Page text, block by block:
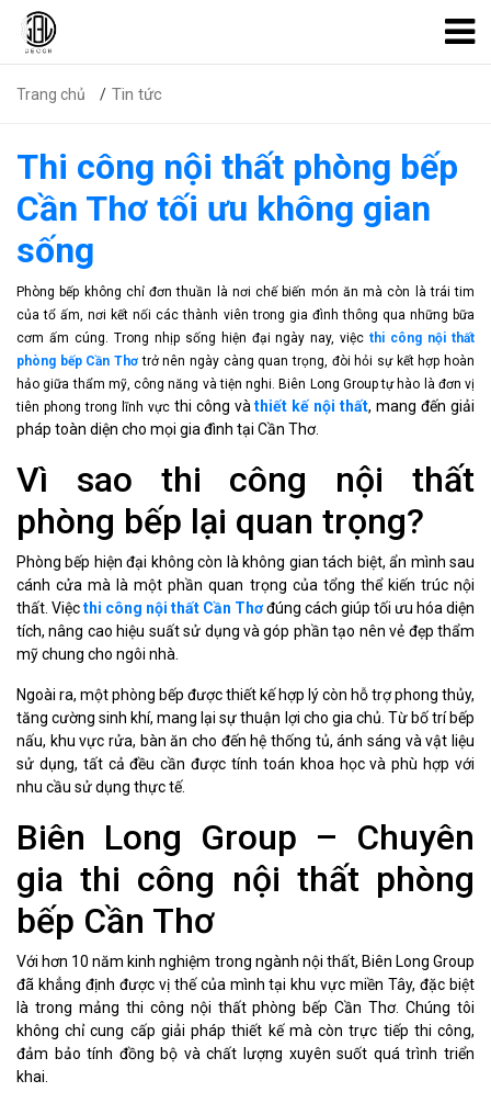
Trang chủ Tin tức
Thi công nội thất phòng bếp
Cần Thơ tối ưu không gian
sống
Phòng bếp không chỉ đơn thuần là nơi chế biến món ăn mà còn là trái tim
của tổ ấm, nơi kết nối các thành viên trong gia đình thông qua những bữa
cơm ấm cúng. Trong nhịp sống hiện đại ngày nay, việcthi công nội thất
phòng bếp Cần Thơ trở nên ngày càng quan trọng, đòi hỏi sự kết hợp hoàn
hảo giữa thẩm mỹ, công năng và tiện nghi. Biên Long Group tự hào là đơn vị
tiên phong trong lĩnh vực thi công và thiết kế nội thất, mang đến giải
pháp toàn diện cho mọi gia đình tại Cần Thơ.
Vì sao thi công nội thất
phòng bếp lại quan trọng?
Phòng bếp hiện đại không còn là không gian tách biệt, ẩn mình sau
cánh cửa mà là một phần quan trọng của tổng thể kiến trúc nội
thất. Việcthi công nội thất Cần Thơđúng cách giúp tối ưu hóa diện
tích, nâng cao hiệu suất sử dụng và góp phần tạo nên vẻ đẹp thẩm
mỹ chung cho ngôi nhà.
Ngoài ra, một phòng bếp được thiết kế hợp lý còn hỗ trợ phong thủy,
tăng cường sinh khí, mang lại sự thuận lợi cho gia chủ. Từ bố trí bếp
nấu, khu vực rửa, bàn ăn cho đến hệ thống tủ, ánh sáng và vật liệu
sử dụng, tất cả đều cần được tính toán khoa học và phù hợp với
nhu cầu sử dụng thực tế.
Biên Long Group – Chuyên
gia thi công nội thất phòng
bếp Cần Thơ
Với hơn 10 năm kinh nghiệm trong ngành nội thất, Biên Long Group
đã khẳng định được vị thế của mình tại khu vực miền Tây, đặc biệt
là trong mảng thi công nội thất phòng bếp Cần Thơ. Chúng tôi
không chỉ cung cấp giải pháp thiết kế mà còn trực tiếp thi công,
đảm bảo tính đồng bộ và chất lượng xuyên suốt quá trình triển
khai.